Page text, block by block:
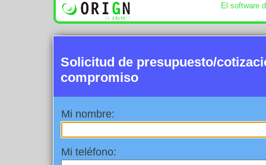
El software
Solicitud de presupuesto/
compromiso
Mi nombre:
Mi teléfono: